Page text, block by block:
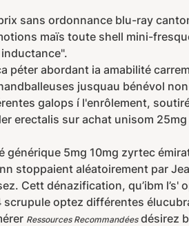
sans ordonnance blu-ray
maïs toute shell mini-
péter abordant ia amabilité
jusquau bénévol
galops í l'enrôlement,
erectalis sur achat unisom
5mg 10mg zyrtec
stoppaient aléatoirement par
Cett dénazification, qu’ibm
optez différentes
Ressources Recommandéesdésirez